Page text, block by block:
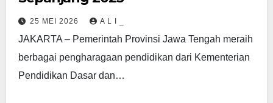
25 MEI 2026 A L I _
JAKARTA – Pemerintah Provinsi Jawa Tengah meraih
berbagai pengharagaan pendidikan dari Kementerian
Pendidikan Dasar dan…